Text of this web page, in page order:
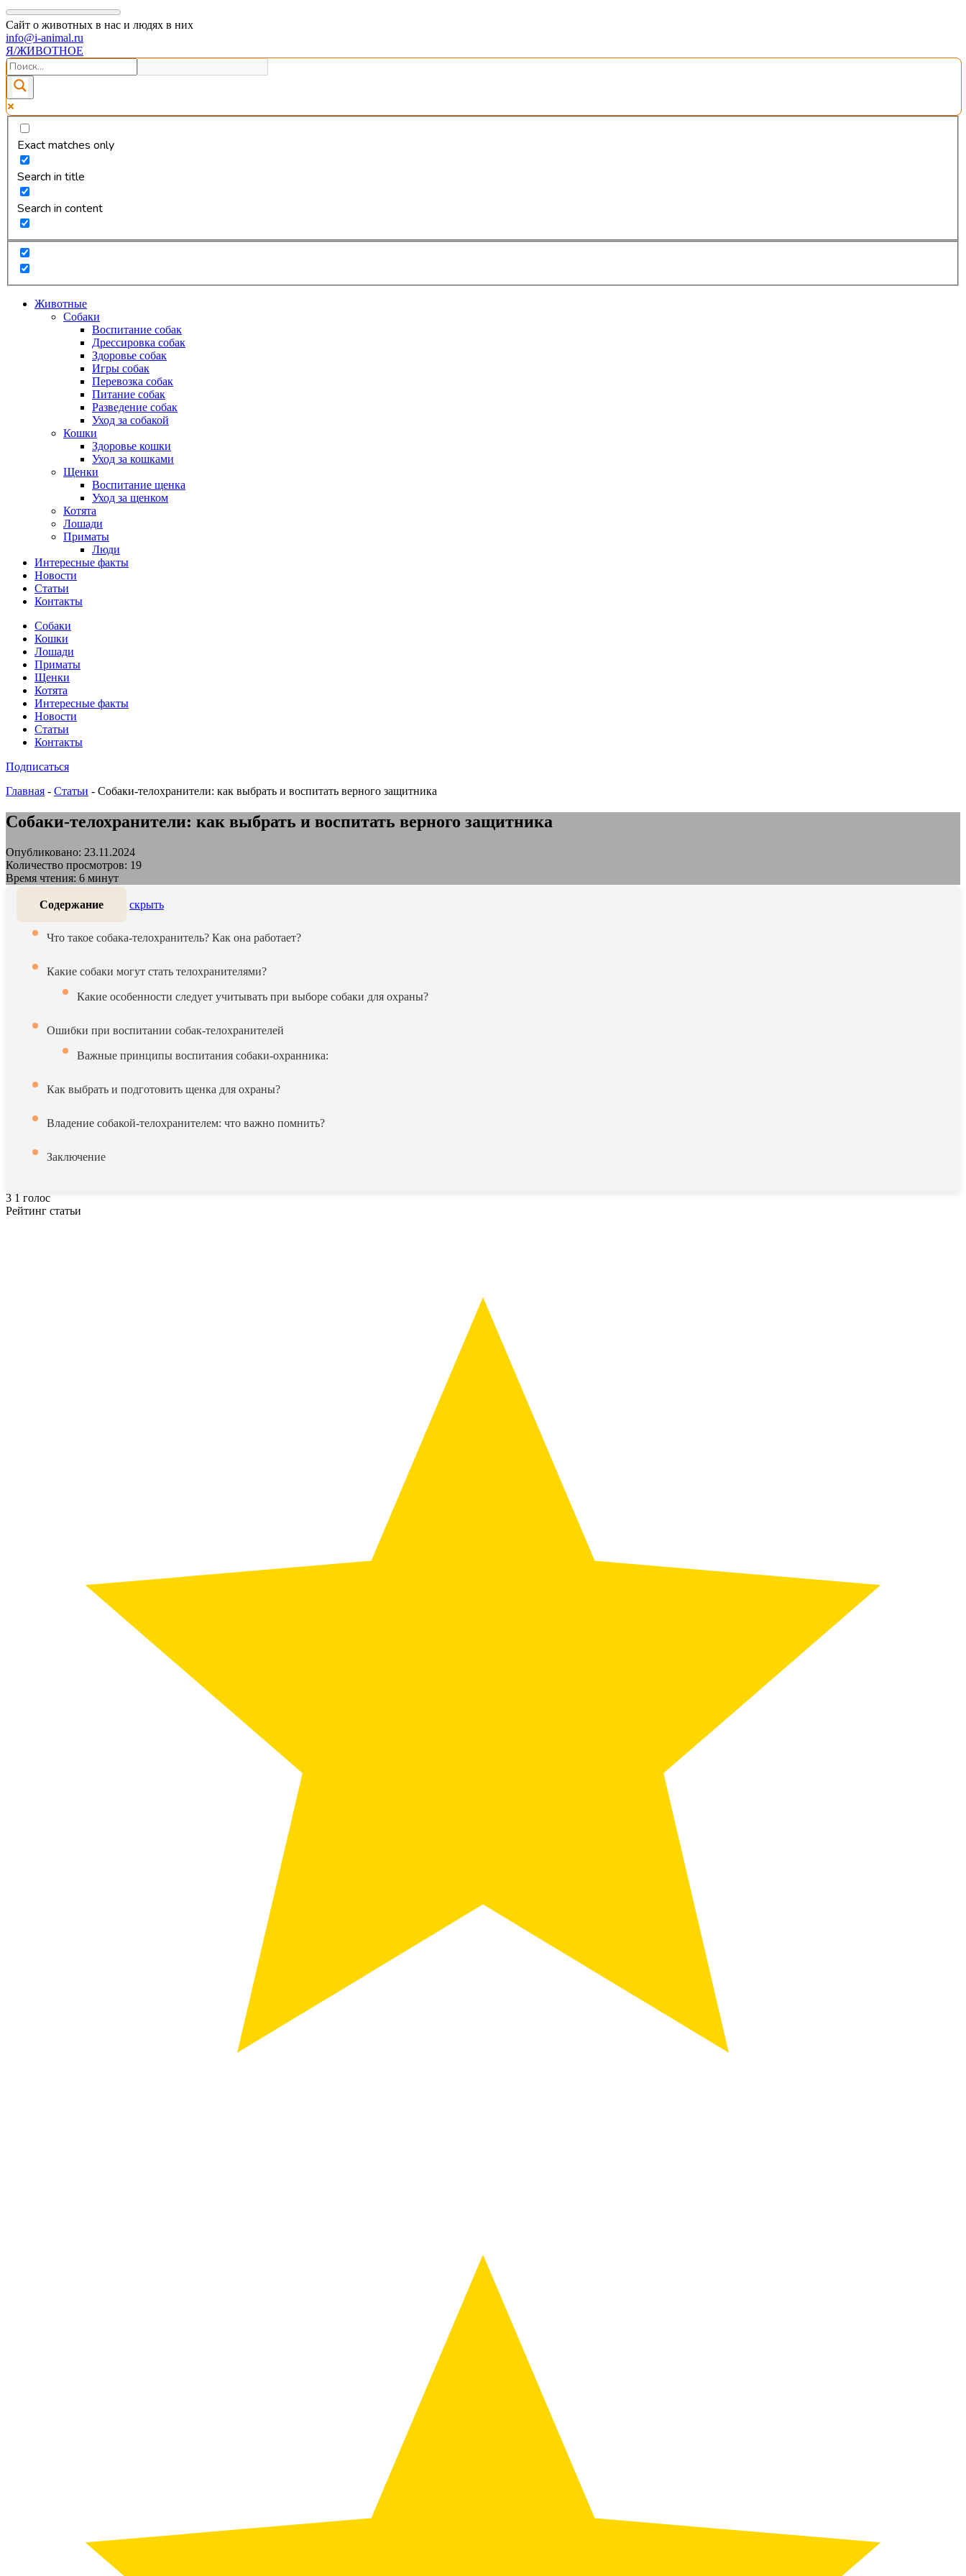
Сайт о животных в нас и людях в них
info@i-animal.ru
Я/ЖИВОТНОЕ
Exact matches only
Search in title
Search in content
Животные
Собаки
Воспитание собак
Дрессировка собак
Здоровье собак
Игры собак
Перевозка собак
Питание собак
Разведение собак
Уход за собакой
Кошки
Здоровье кошки
Уход за кошками
Щенки
Воспитание щенка
Уход за щенком
Котята
Лошади
Приматы
Люди
Интересные факты
Новости
Статьи
Контакты
Собаки
Кошки
Лошади
Приматы
Щенки
Котята
Интересные факты
Новости
Статьи
Контакты
Подписаться
Главная - Статьи - Собаки-телохранители: как выбрать и воспитать верного защитника
Собаки-телохранители: как выбрать и воспитать верного защитника
Опубликовано: 23.11.2024
Количество просмотров: 19
Время чтения: 6 минут
Содержание скрыть
Что такое собака-телохранитель? Как она работает?
Какие собаки могут стать телохранителями?
Какие особенности следует учитывать при выборе собаки для охраны?
Ошибки при воспитании собак-телохранителей
Важные принципы воспитания собаки-охранника:
Как выбрать и подготовить щенка для охраны?
Владение собакой-телохранителем: что важно помнить?
Заключение
3 1 голос
Рейтинг статьи